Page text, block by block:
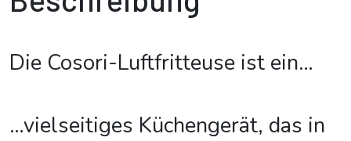
Die Cosori-Luftfritteuse ist ein…
…vielseitiges Küchengerät, das in